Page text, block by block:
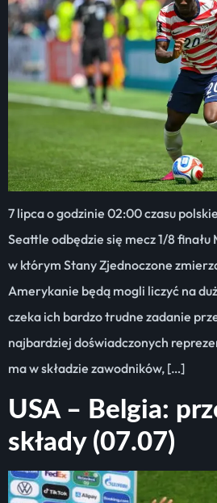
7 lipca o godzinie 02:00 czasu
Seattle odbędzie się mecz 1/8
w którym Stany Zjednoczone
Amerykanie będą mogli liczyć na
czeka ich bardzo trudne zadanie
najbardziej doświadczonych
ma w składzie zawodników, […]
USA – Belgia:
składy (07.07)